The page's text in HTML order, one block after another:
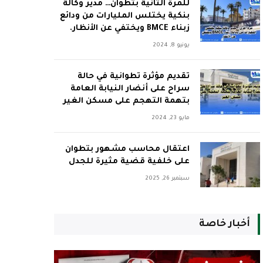
للمرة الثانية بتطوان… مدير وكالة
بنكية يختلس المليارات من ودائع
زبناء BMCE ويختفي عن الأنظار.
يونيو 8, 2024
تقديم مؤثرة تطوانية في حالة
سراح على أنضار النيابة العامة
بتهمة التهجم على مسكن الغير
مايو 23, 2024
اعتقال محاسب مشهور بتطوان
على خلفية قضية مثيرة للجدل
سبتمبر 26, 2025
أخبار خاصة